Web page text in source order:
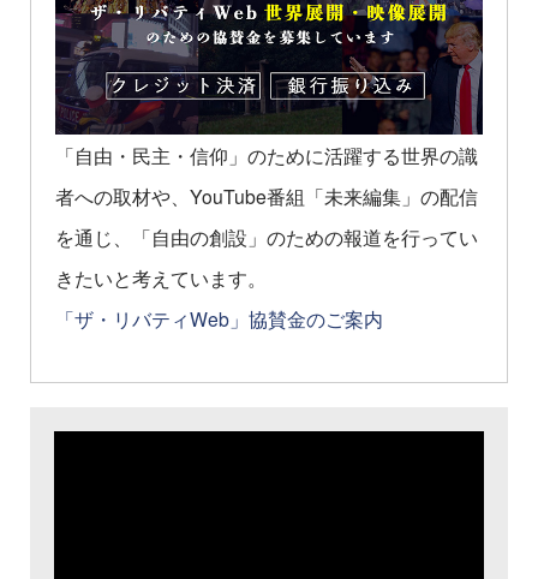
「自由・民主・信仰」のために活躍する世界の識
者への取材や、YouTube番組「未来編集」の配信
を通じ、「自由の創設」のための報道を行ってい
きたいと考えています。
「ザ・リバティWeb」協賛金のご案内